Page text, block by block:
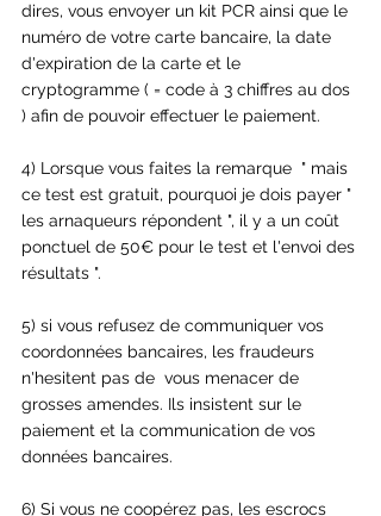
dires, vous envoyer un kit PCR ainsi que le
numéro de votre carte bancaire, la date
d'expiration de la carte et le
cryptogramme ( = code à 3 chiffres au dos
) afin de pouvoir effectuer le paiement.
4) Lorsque vous faites la remarque  " mais
ce test est gratuit, pourquoi je dois payer "
les arnaqueurs répondent ", il y a un coût
ponctuel de 50€ pour le test et l'envoi des
résultats ".
5) si vous refusez de communiquer vos
coordonnées bancaires, les fraudeurs
n'hesitent pas de  vous menacer de
grosses amendes. Ils insistent sur le
paiement et la communication de vos
données bancaires.
6) Si vous ne coopérez pas, les escrocs